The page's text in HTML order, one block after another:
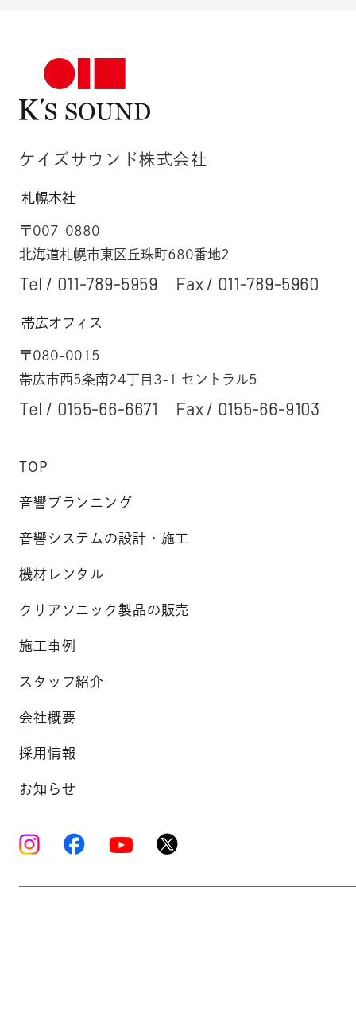
ケイズサウンド株式会社
札幌本社
〒007-0880
北海道札幌市東区丘珠町680番地2
Tel / 011-789-5959 Fax / 011-789-5960
帯広オフィス
〒080-0015
帯広市西5条南24丁目3-1 セントラル5
Tel / 0155-66-6671 Fax / 0155-66-9103
TOP
音響プランニング
音響システムの設計・施工
機材レンタル
クリアソニック製品の販売
施工事例
スタッフ紹介
会社概要
採用情報
お知らせ